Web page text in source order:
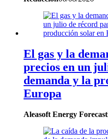
El gas y la
precios en un
demanda y la
Europa
Aleasoft Energy